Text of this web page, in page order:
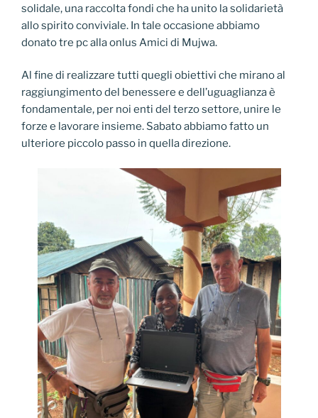
solidale, una raccolta fondi che ha unito la solidarietà
allo spirito conviviale. In tale occasione abbiamo
donato tre pc alla onlus Amici di Mujwa.
Al fine di realizzare tutti quegli obiettivi che mirano al
raggiungimento del benessere e dell’uguaglianza è
fondamentale, per noi enti del terzo settore, unire le
forze e lavorare insieme. Sabato abbiamo fatto un
ulteriore piccolo passo in quella direzione.